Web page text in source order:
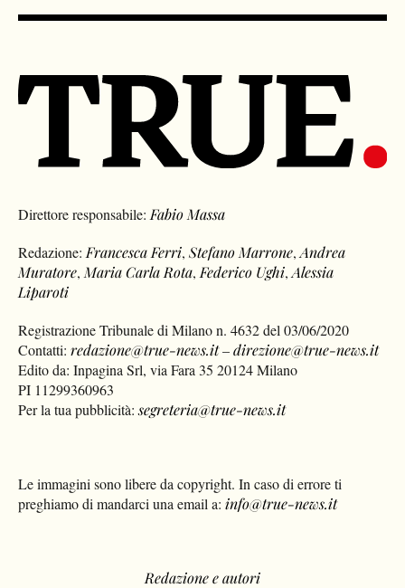
Direttore responsabile: Fabio Massa
Redazione: Francesca Ferri,Stefano Marrone,Andrea
Muratore, Maria Carla Rota, Federico Ughi,Alessia
Liparoti
Registrazione Tribunale di Milano n. 4632 del 03/06/2020
Contatti:redazione@true-news.it–direzione@true-news.it
Edito da: Inpagina Srl, via Fara 35 20124 Milano
PI 11299360963
Per la tua pubblicità:segreteria@true-news.it
Le immagini sono libere da copyright. In caso di errore ti
preghiamo di mandarci una email a: info@true-news.it
Redazione e autori